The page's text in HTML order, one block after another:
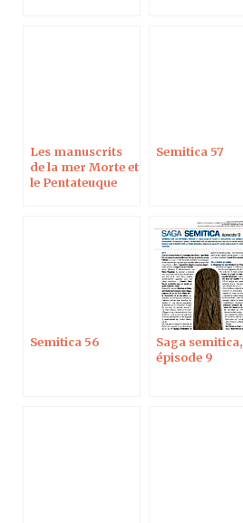
Les manuscrits
de la mer Morte et
le Pentateuque
Semitica 57
Semitica 56
Saga semitica,
épisode 9